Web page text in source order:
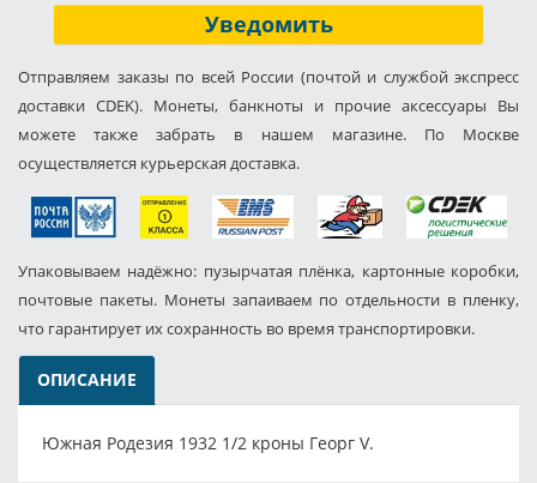
Уведомить
Отправляем заказы по всей России (почтой и службой экспресс
доставки CDEK). Монеты, банкноты и прочие аксессуары Вы
можете также забрать в нашем магазине. По Москве
осуществляется курьерская доставка.
Упаковываем надёжно: пузырчатая плёнка, картонные коробки,
почтовые пакеты. Монеты запаиваем по отдельности в пленку,
что гарантирует их сохранность во время транспортировки.
ОПИСАНИЕ
Южная Родезия 1932 1/2 кроны Георг V.